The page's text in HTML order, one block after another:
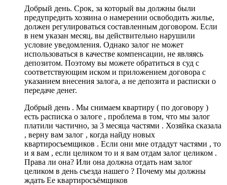
Добрый день. Срок, за который вы должны были
предупредить хозяина о намерении освободить жилье,
должен регулироваться составленным договором. Если
в нем указан месяц, вы действительно нарушили
условие уведомления. Однако залог не может
использоваться в качестве компенсации, не являясь
депозитом. Поэтому вы можете обратиться в суд с
соответствующим иском и приложением договора с
указанием внесения залога, а не депозита и расписки о
передаче денег.
Добрый день . Мы снимаем квартиру ( по договору )
есть расписка о залоге , проблема в том, что мы залог
платили частично, за 3 месяца частями . Хозяйка сказала
, верну вам залог , когда найду новых
квартиросъемщиков . Если они мне отдадут частями , то
и я вам , если целиком то и я вам отдам залог целиком .
Права ли она? Или она должна отдать нам залог
целиком в день съезда нашего ? Почему мы должны
ждать Ее квартиросъёмщиков